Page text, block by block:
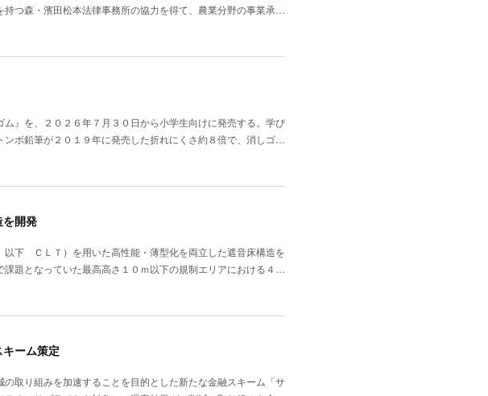
つ森・濱田松本法律事務所の協力を得て、農業分野の事業承…
』を、２０２６年７月３０日から小学生向けに発売する。学び
ボ鉛筆が２０１９年に発売した折れにくさ約８倍で、消しゴ…
開発
下 ＣＬＴ）を用いた高性能・薄型化を両立した遮音床構造を
題となっていた最高高さ１０ｍ以下の規制エリアにおける４…
ーム策定
取り組みを加速することを目的とした新たな金融スキーム「サ